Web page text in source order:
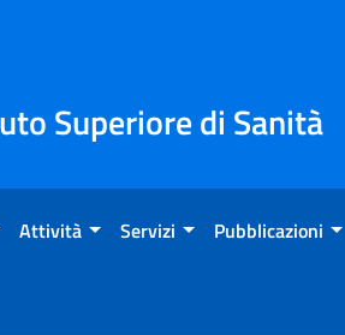
Superiore di Sanità
Attività Servizi Pubblicazioni